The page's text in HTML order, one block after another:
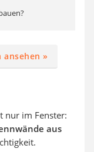
»
nur im Fenster:
aus